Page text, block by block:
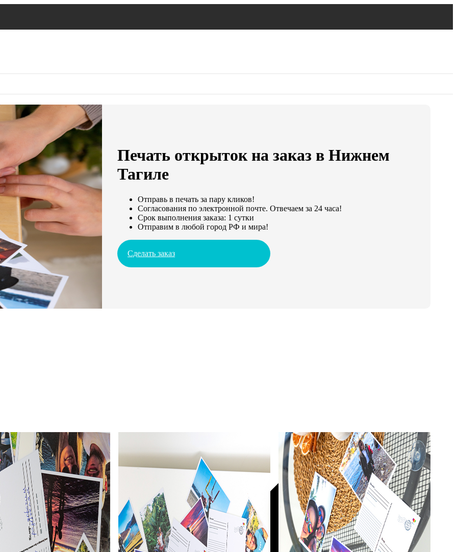
Печать открыток на заказ в Нижнем
Тагиле
Отправь в печать за пару кликов!
Согласования по электронной почте. Отвечаем за 24 часа!
Срок выполнения заказа: 1 сутки
Отправим в любой город РФ и мира!
Сделать заказ